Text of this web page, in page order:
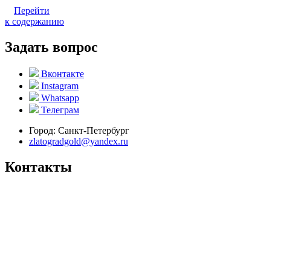
Перейти
к содержанию
Задать вопрос
Вконтакте
Instagram
Whatsapp
Телеграм
Город: Санкт-Петербург
zlatogradgold@yandex.ru
Контакты